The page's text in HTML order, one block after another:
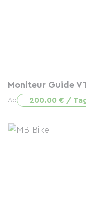
Moniteur Guide
Ab 200.00 € /